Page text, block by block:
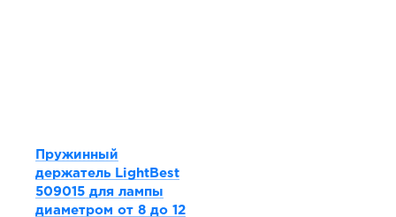
Пружинный
держатель LightBest
509015 для лампы
диаметром от 8 до 12